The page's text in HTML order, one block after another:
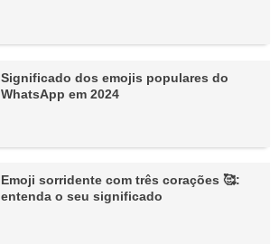
Significado dos emojis populares do
WhatsApp em 2024
Emoji sorridente com três corações 🥰:
entenda o seu significado